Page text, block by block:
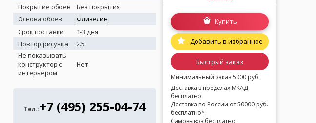
Покрытие обоев
Без покрытия
Основа обоев
Флизелин
Срок поставки
1-3 дня
Повтор рисунка
2.5
Не показывать
конструктор с
интерьером
Нет
Тел.:+7 (495) 255-04-74
Купить
Добавить в избранное
Быстрый заказ
Минимальный заказ 5000 руб.
Доставка в пределах МКАД
бесплатно
Доставка по России от 50000 руб.
бесплатно*
Самовывоз бесплатно